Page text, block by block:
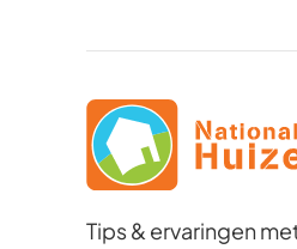
Tips & ervaringen